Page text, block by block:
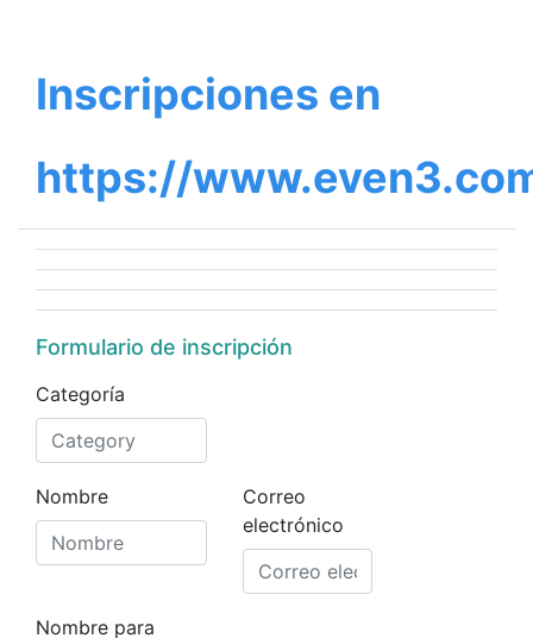
Inscripciones en
https://
Formulario de inscripción
Categoría
Nombre
Correo
electrónico
Nombre para